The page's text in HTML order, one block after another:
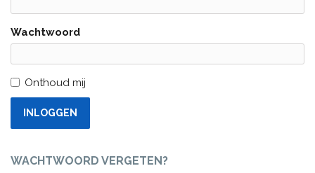
Wachtwoord
Onthoud mij
INLOGGEN
WACHTWOORD VERGETEN?